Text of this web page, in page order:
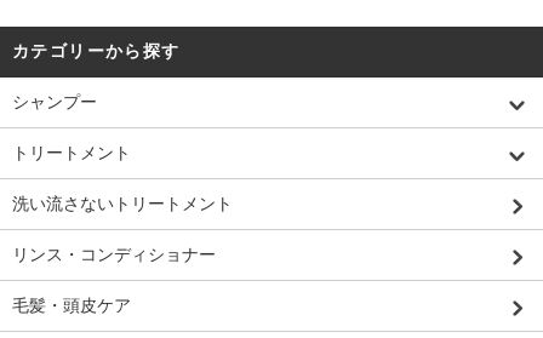
カテゴリーから探す
シャンプー
トリートメント
洗い流さないトリートメント
リンス・コンディショナー
毛髪・頭皮ケア